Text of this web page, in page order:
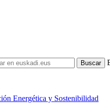
Energética y Sostenibilidad